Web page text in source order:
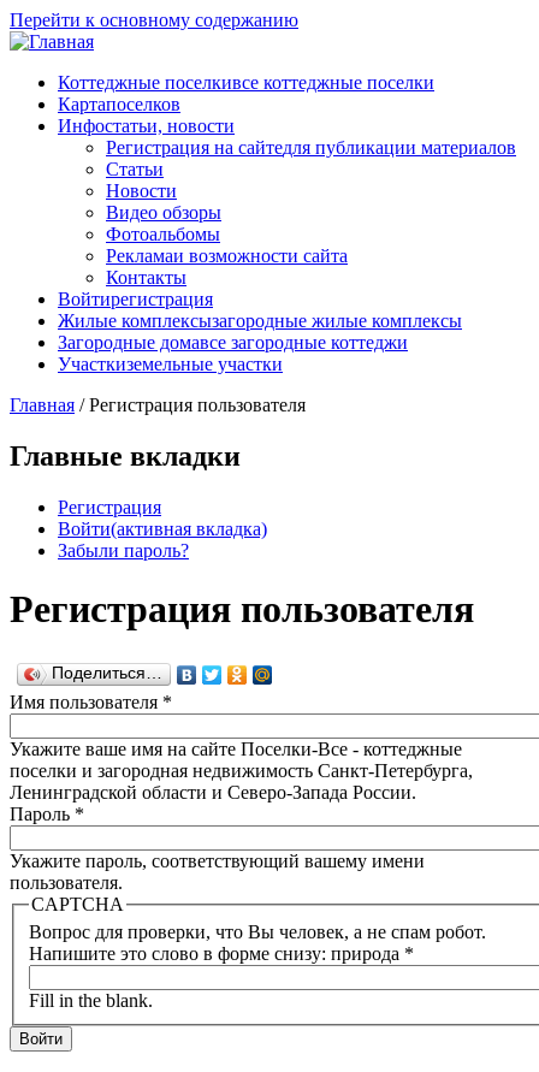
Перейти к основному содержанию
Коттеджные поселкивсе коттеджные поселки
Картапоселков
Инфостатьи, новости
Регистрация на сайтедля публикации материалов
Статьи
Новости
Видео обзоры
Фотоальбомы
Рекламаи возможности сайта
Контакты
Войтирегистрация
Жилые комплексызагородные жилые комплексы
Загородные домавсе загородные коттеджи
Участкиземельные участки
Главная /Регистрация пользователя
Главные вкладки
Регистрация
Войти(активная вкладка)
Забыли пароль?
Регистрация пользователя
Поделиться…
Имя пользователя *
Укажите ваше имя на сайте Поселки-Все - коттеджные
поселки и загородная недвижимость Санкт-Петербурга,
Ленинградской области и Северо-Запада России.
Пароль *
Укажите пароль, соответствующий вашему имени
пользователя.
CAPTCHA
Вопрос для проверки, что Вы человек, а не спам робот.
Напишите это слово в форме снизу: природа *
Fill in the blank.